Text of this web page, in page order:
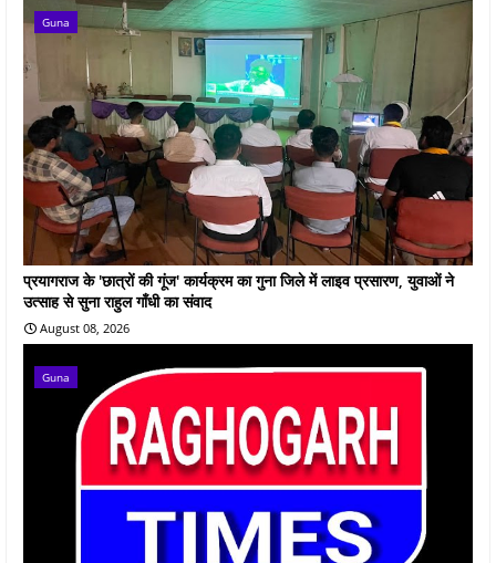
Guna
प्रयागराज के 'छात्रों की गूंज' कार्यक्रम का गुना जिले में लाइव प्रसारण, युवाओं ने
उत्साह से सुना राहुल गाँधी का संवाद
August 08, 2026
Guna